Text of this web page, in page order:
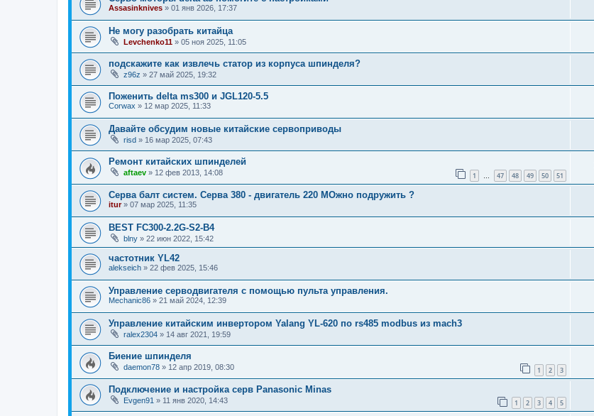
Assasinknives » 01 янв 2026, 17:37
Не могу разобрать китайца
Levchenko11 » 05 ноя 2025, 11:05
подскажите как извлечь статор из корпуса шпинделя?
z96z » 27 май 2025, 19:32
Поженить delta ms300 и JGL120-5.5
Corwax » 12 мар 2025, 11:33
Давайте обсудим новые китайские сервоприводы
risd » 16 мар 2025, 07:43
Ремонт китайских шпинделей
aftaev » 12 фев 2013, 14:08 1 … 47 48 49 50 51
Серва балт систем. Серва 380 - двигатель 220 МОжно подружить ?
itur» 07 мар 2025, 11:35
BEST FC300-2.2G-S2-B4
blny » 22 июн 2022, 15:42
частотник YL42
alekseich » 22 фев 2025, 15:46
Управление серводвигателя с помощью пульта управления.
Mechanic86 » 21 май 2024, 12:39
Управление китайским инвертором Yalang YL-620 по rs485 modbus из mach3
ralex2304 » 14 авг 2021, 19:59
Биение шпинделя
daemon78 » 12 апр 2019, 08:30 1 2 3
Подключение и настройка серв Panasonic Minas
Evgen91 » 11 янв 2020, 14:43 1 2 3 4 5